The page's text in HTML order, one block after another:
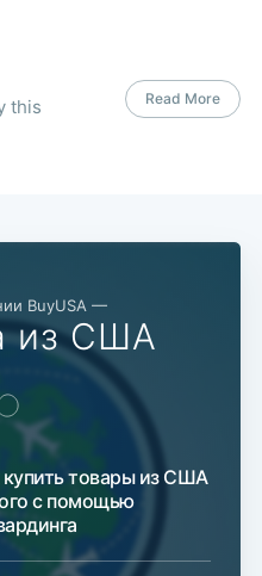
this
Read More
BuyUSA —
из США
товары из США
с помощью